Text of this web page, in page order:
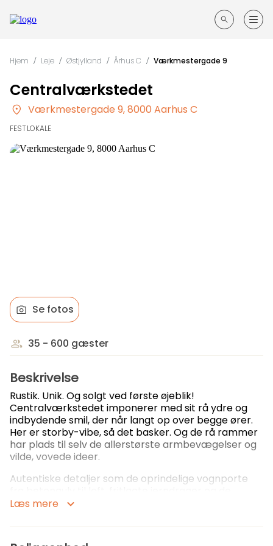
Forside
Guides til din fest
Opret annonce
Kontakt
Søg
efter
Hjem / Leje / Østjylland / Århus C / Værkmestergade 9
Centralværkstedet
Værkmestergade 9, 8000 Aarhus C
FESTLOKALE
Se fotos
35 - 600 gæster
Beskrivelse
Rustik. Unik. Og solgt ved første øjeblik!
Centralværkstedet imponerer med sit rå ydre og
indbydende smil, der når langt op over begge ører.
Her er storby-vibe, så det basker. Og de rå rammer
har plads til selv de allerstørste armbevægelser og
vilde, vovede ideer.
Autentiske detaljer som de oprindelige vognporte
gamle togskinner i gulvet giver festen kant og
messe, galla, foredrag - og større fester som bryllup,
Læs mere